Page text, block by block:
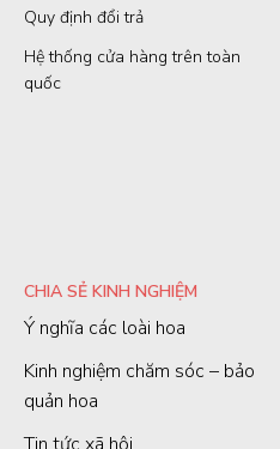
Quy định đổi trả
Hệ thống cửa hàng trên toàn
quốc
CHIA SẺ KINH NGHIỆM
Ý nghĩa các loài hoa
Kinh nghiệm chăm sóc – bảo
quản hoa